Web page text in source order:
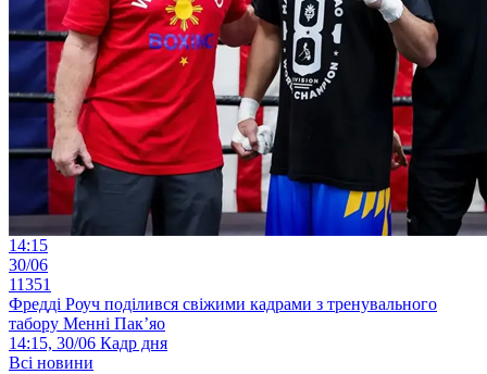
14:15
30/06
11351
Фредді Роуч поділився свіжими кадрами з тренувального
табору Менні Пак’яо
14:15, 30/06 Кадр дня
Всі новини